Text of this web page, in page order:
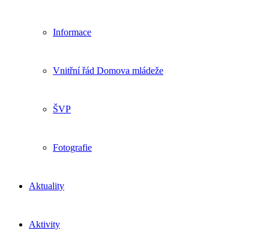
Informace
Vnitřní řád Domova mládeže
ŠVP
Fotografie
Aktuality
Aktivity